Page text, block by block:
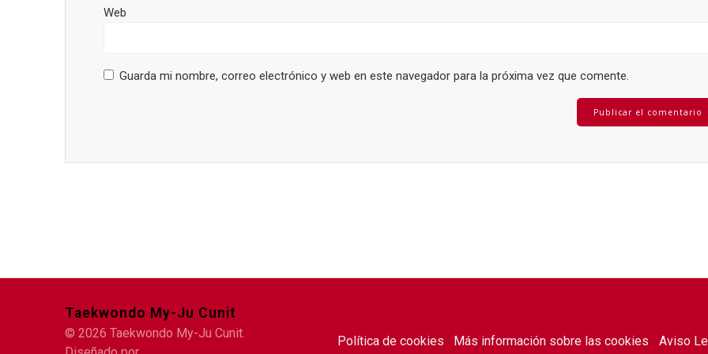
Web
Guarda mi nombre, correo electrónico y web en este navegador para la próxima vez que comente.
Taekwondo My-Ju Cunit
© 2026 Taekwondo My-Ju Cunit.
Política de cookies Más información sobre las cookies Aviso